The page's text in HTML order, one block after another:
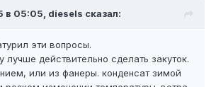
в 05:05, diesels сказал:
эти вопросы.
действительно сделать закуток.
или из фанеры. конденсат зимой